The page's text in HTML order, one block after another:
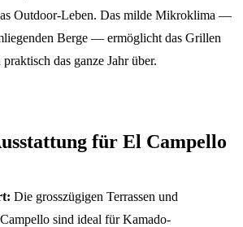
Outdoor-Leben. Das milde Mikroklima —
Berge — ermöglicht das Grillen
das ganze Jahr über.
für El Campello
Die grosszügigen Terrassen und
sind ideal für Kamado-